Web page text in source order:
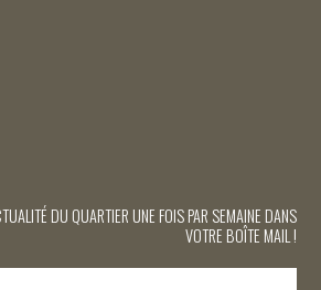
DU QUARTIER UNE FOIS PAR SEMAINE DANS
VOTRE BOÎTE MAIL !